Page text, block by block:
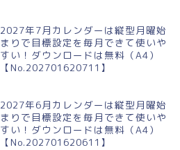
2027年7月カレンダーは縦型月曜始
まりで目標設定を毎月できて使いや
すい！ダウンロードは無料（A4）
【No.202701620711】
2027年6月カレンダーは縦型月曜始
まりで目標設定を毎月できて使いや
すい！ダウンロードは無料（A4）
【No.202701620611】